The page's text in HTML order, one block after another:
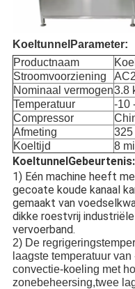
KoeltunnelParameter:
Productnaam
Stroomvoorziening
Nominaal vermogen3.8
Temperatuur
-10
Compressor
Afmeting
325
Koeltijd
8
KoeltunnelGebeurtenis:
1) Eén machine heeft
gecoate koude kanaal
gemaakt van
dikke roestvrij
vervoerband.
2) De
laagste temperatuur
convectie-koeling met
zonebeheersing,twee